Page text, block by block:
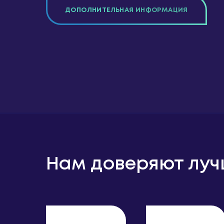
ДОПОЛНИТЕЛЬНАЯ ИНФОРМАЦИЯ
Нам доверяют